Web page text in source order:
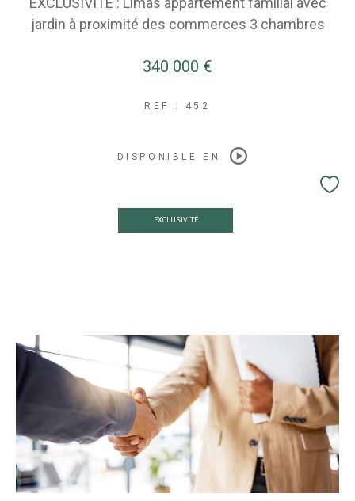
jardin à proximité des commerces 3 chambres
340 000 €
REF : 452
DISPONIBLE EN
EXCLUSIVITÉ